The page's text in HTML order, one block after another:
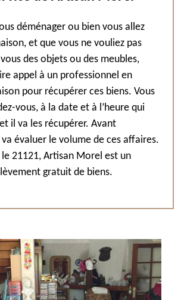
déménager ou bien vous allez
et que vous ne vouliez pas
des objets ou des meubles,
appel à un professionnel en
pour récupérer ces biens. Vous
vous, à la date et à l’heure qui
il va les récupérer. Avant
va évaluer le volume de ces affaires.
le 21121, Artisan Morel est un
gratuit de biens.